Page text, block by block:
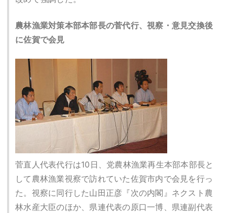
農林漁業対策本部本部長の菅代行、視察・意見交換後
に佐賀で会見
菅直人代表代行は10日、党農林漁業再生本部本部長と
して農林漁業視察で訪れていた佐賀市内で会見を行っ
た。視察に同行した山田正彦『次の内閣』ネクスト農
林水産大臣のほか、県連代表の原口一博、県連副代表